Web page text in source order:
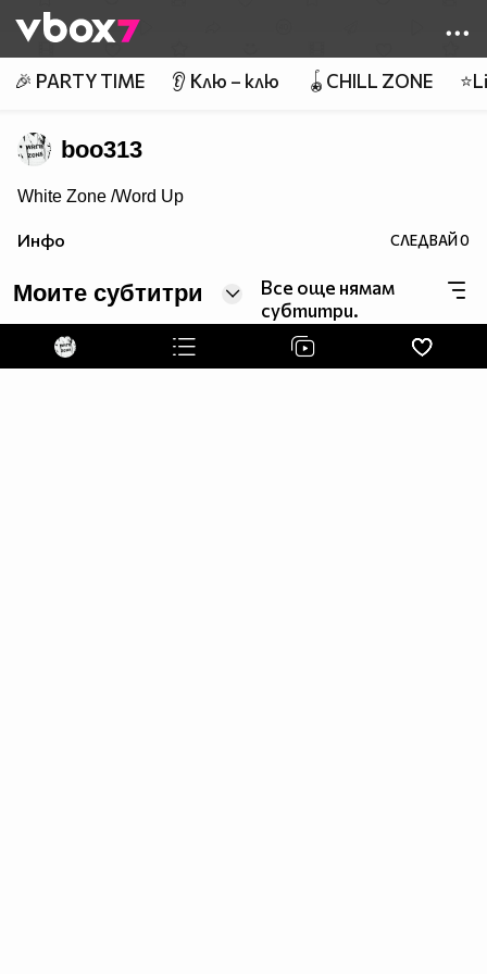
👾
🎉 PARTY TIME 👂 Клю – клю 🪀CHILL ZONE
boo313
White Zone /Word Up
Инфо СЛЕДВАЙ0
Моите субтитри
Все още нямам
субтитри.